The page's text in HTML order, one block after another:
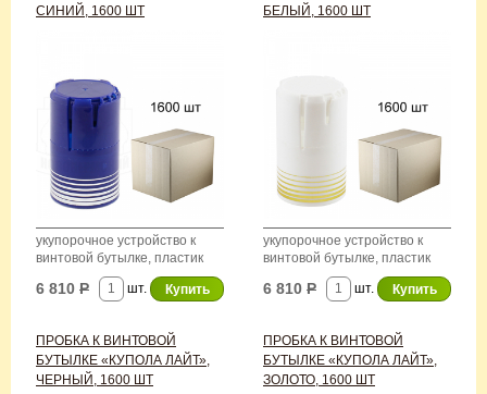
СИНИЙ, 1600 ШТ
укупорочное устройство к
винтовой бутылке, пластик
шт.
6 810 Р
БЕЛЫЙ, 1600 ШТ
укупорочное устройство к
винтовой бутылке, пластик
шт.
6 810 Р
ПРОБКА К ВИНТОВОЙ
БУТЫЛКЕ «КУПОЛА ЛАЙТ»,
ЧЕРНЫЙ, 1600 ШТ
ПРОБКА К ВИНТОВОЙ
БУТЫЛКЕ «КУПОЛА ЛАЙТ»,
ЗОЛОТО, 1600 ШТ